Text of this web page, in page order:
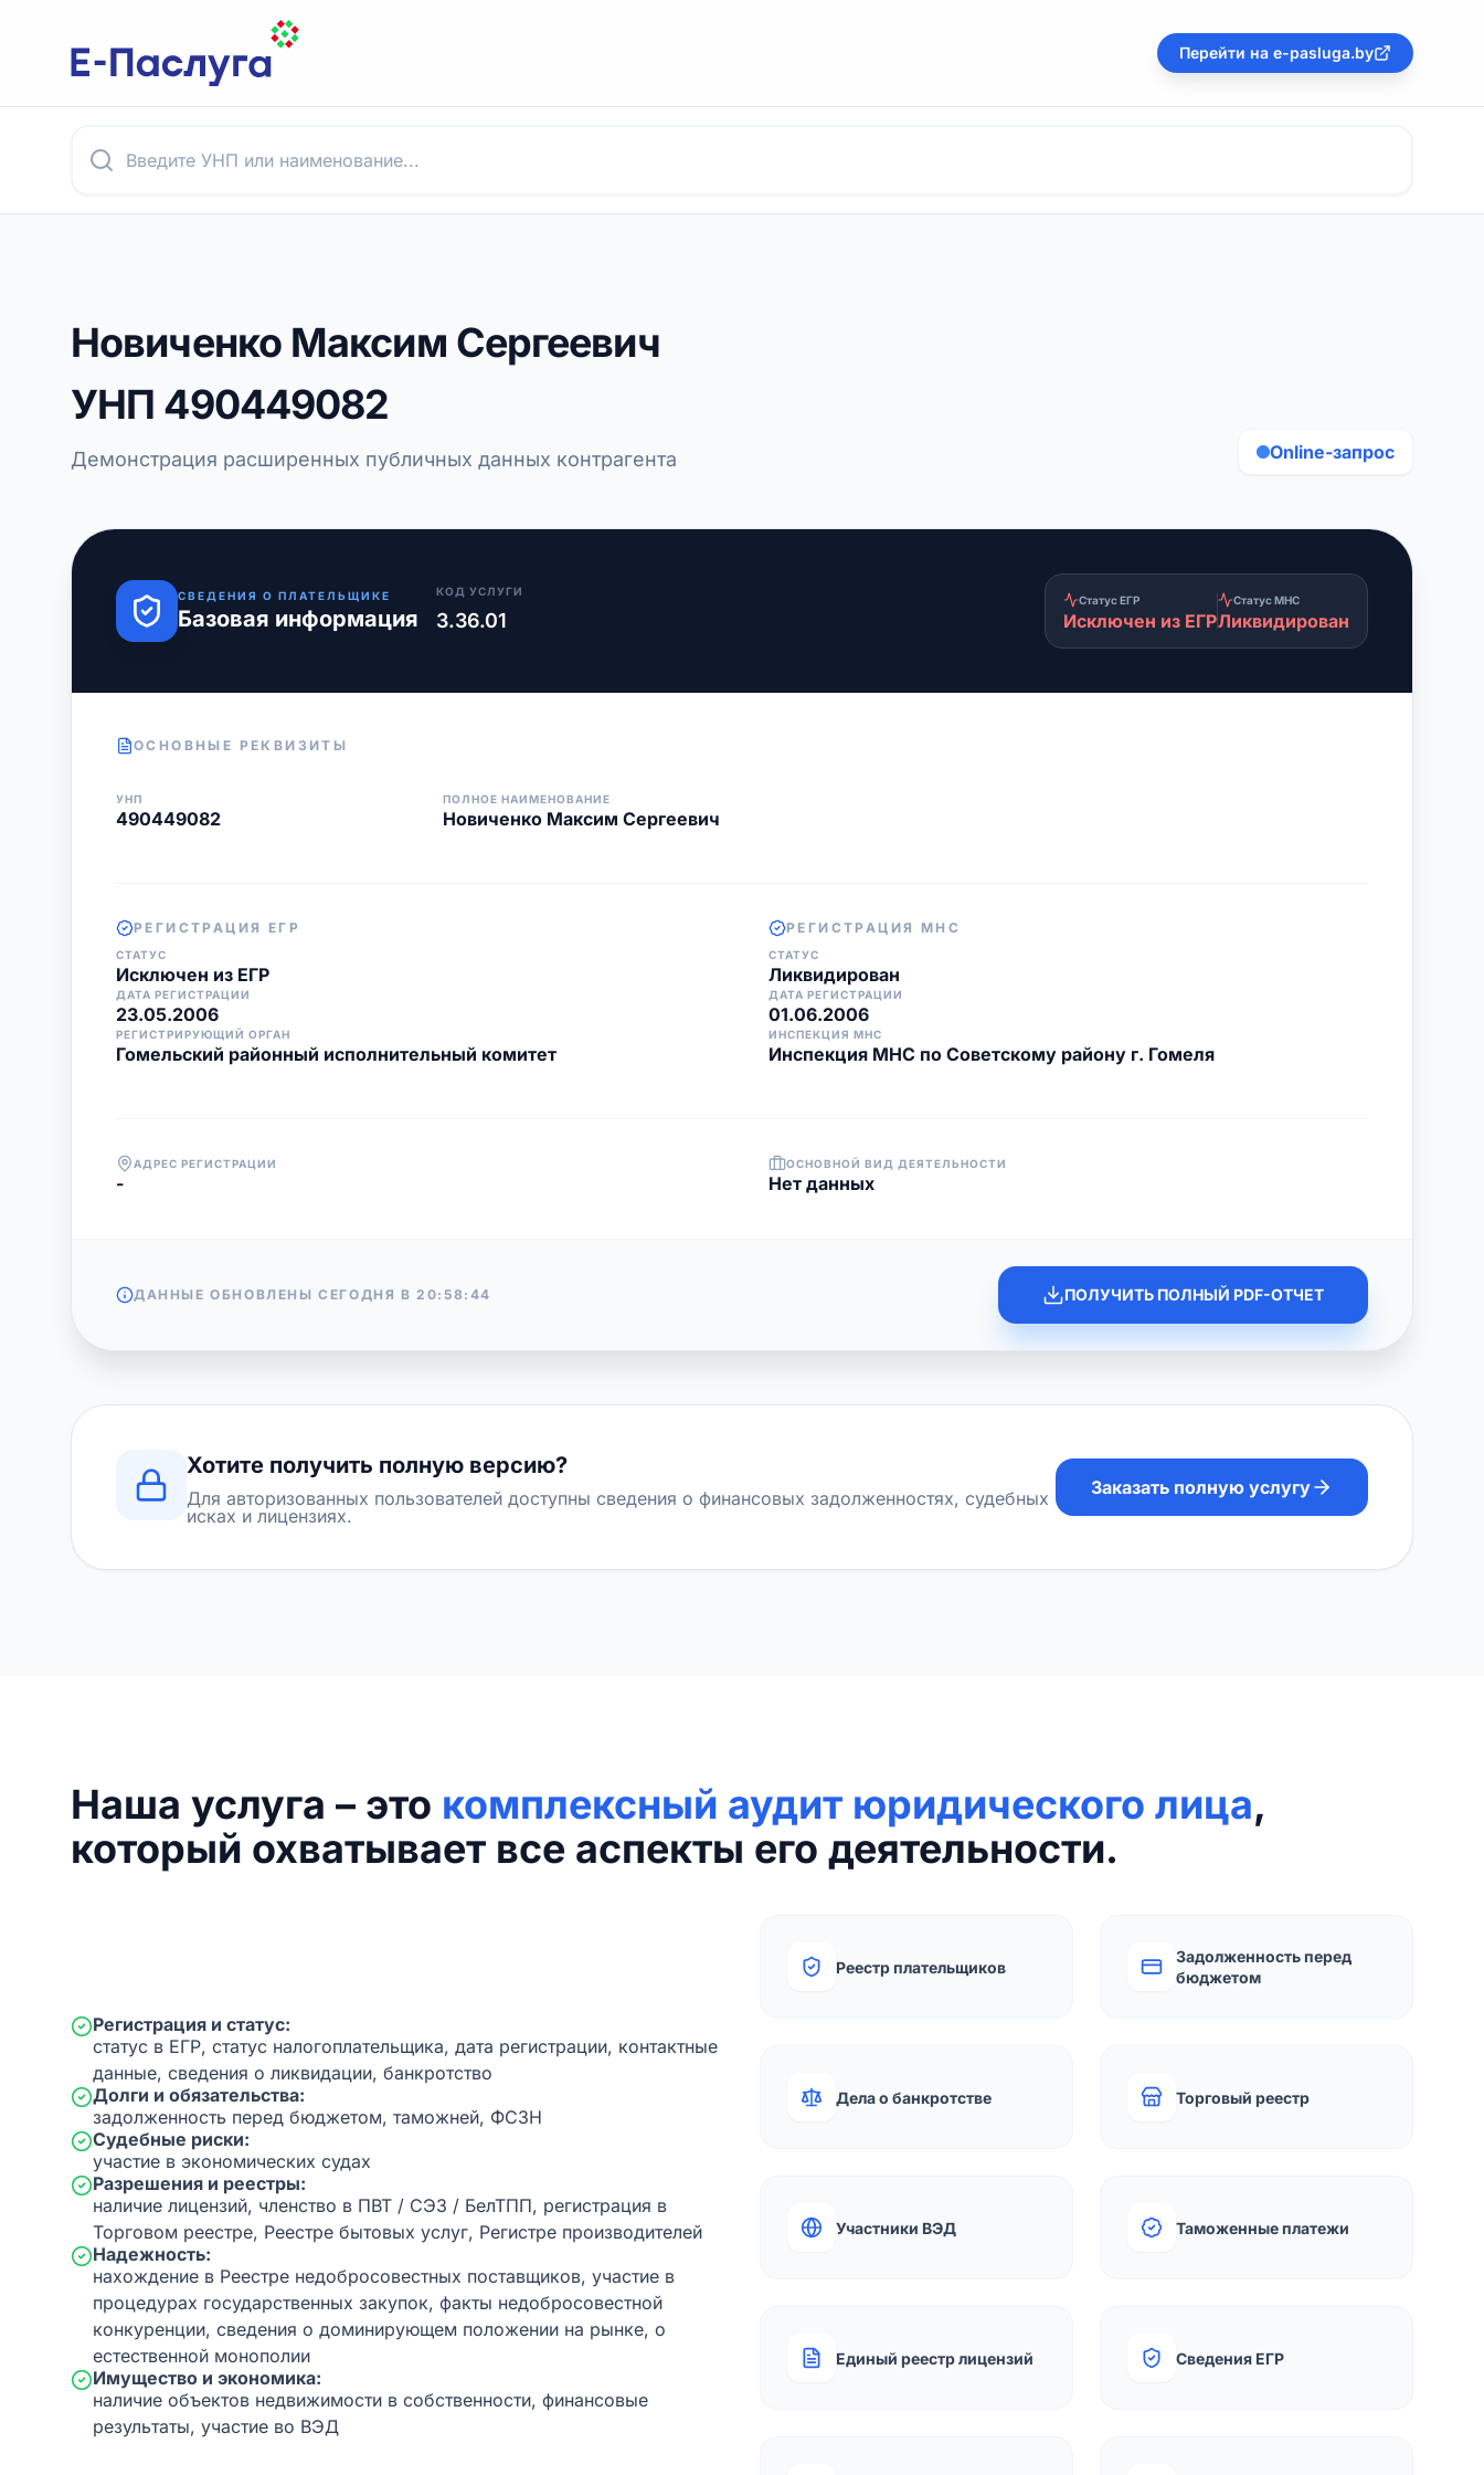
Перейти на e-pasluga.by
Новиченко Максим Сергеевич
УНП 490449082
Демонстрация расширенных публичных данных контрагента Online-запрос
СВЕДЕНИЯ О ПЛАТЕЛЬЩИКЕ
Базовая информация
КОД УСЛУГИ
3.36.01
Статус ЕГР
Исключен из ЕГР
Статус МНС
Ликвидирован
ОСНОВНЫЕ РЕКВИЗИТЫ
УНП
490449082
ПОЛНОЕ НАИМЕНОВАНИЕ
Новиченко Максим Сергеевич
РЕГИСТРАЦИЯ ЕГР
СТАТУС
Исключен из ЕГР
ДАТА РЕГИСТРАЦИИ
23.05.2006
РЕГИСТРИРУЮЩИЙ ОРГАН
Гомельский районный исполнительный комитет
РЕГИСТРАЦИЯ МНС
СТАТУС
Ликвидирован
ДАТА РЕГИСТРАЦИИ
01.06.2006
ИНСПЕКЦИЯ МНС
Инспекция МНС по Советскому району г. Гомеля
АДРЕС РЕГИСТРАЦИИ
-
ОСНОВНОЙ ВИД ДЕЯТЕЛЬНОСТИ
Нет данных
ДАННЫЕ ОБНОВЛЕНЫ СЕГОДНЯ В20:58:44 ПОЛУЧИТЬ ПОЛНЫЙ PDF-ОТЧЕТ
Хотите получить полную версию?
Для авторизованных пользователей доступны сведения о финансовых задолженностях, судебных
исках и лицензиях.
Заказать полную услугу
Наша услуга – это комплексный аудит юридического лица,
который охватывает все аспекты его деятельности.
Регистрация и статус:
статус в ЕГР, статус налогоплательщика, дата регистрации, контактные
данные, сведения о ликвидации, банкротство
Долги и обязательства:
задолженность перед бюджетом, таможней, ФСЗН
Судебные риски:
участие в экономических судах
Разрешения и реестры:
наличие лицензий, членство в ПВТ / СЭЗ / БелТПП, регистрация в
Торговом реестре, Реестре бытовых услуг, Регистре производителей
Надежность:
нахождение в Реестре недобросовестных поставщиков, участие в
процедурах государственных закупок, факты недобросовестной
конкуренции, сведения о доминирующем положении на рынке, о
естественной монополии
Имущество и экономика:
наличие объектов недвижимости в собственности, финансовые
результаты, участие во ВЭД
Реестр плательщиков
Задолженность перед
бюджетом
Дела о банкротстве Торговый реестр
Участники ВЭД Таможенные платежи
Единый реестр лицензий Сведения ЕГР